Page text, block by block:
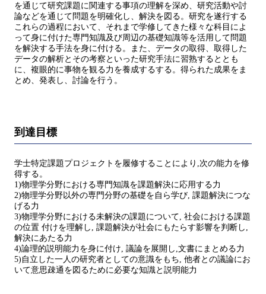
を通じて研究課題に関連する事項の理解を深め、研究活動や討
論などを通じて問題を明確化し、解決を図る。研究を遂行する
これらの過程において、それまで学修してきた様々な科目によ
って身に付けた専門知識及び周辺の基礎知識等を活用して問題
を解決する手法を身に付ける。また、データの取得、取得した
データの解析とその考察といった研究手法に習熟するととも
に、複眼的に事物を観る力を養成するする。得られた成果をま
とめ、発表し、討論を行う。
到達目標
学士特定課題プロジェクトを履修することにより,次の能力を修
得する。
1)物理学分野における専門知識を課題解決に応用する力
2)物理学分野以外の専門分野の基礎を自ら学び, 課題解決につな
げる力
3)物理学分野における未解決の課題について, 社会における課題
の位置 付けを理解し, 課題解決が社会にもたらす影響を判断し,
解決にあたる力
4)論理的説明能力を身に付け, 議論を展開し,文書にまとめる力
5)自立した一人の研究者としての意識をもち, 他者との議論にお
いて意思疎通を図るために必要な知識と説明能力